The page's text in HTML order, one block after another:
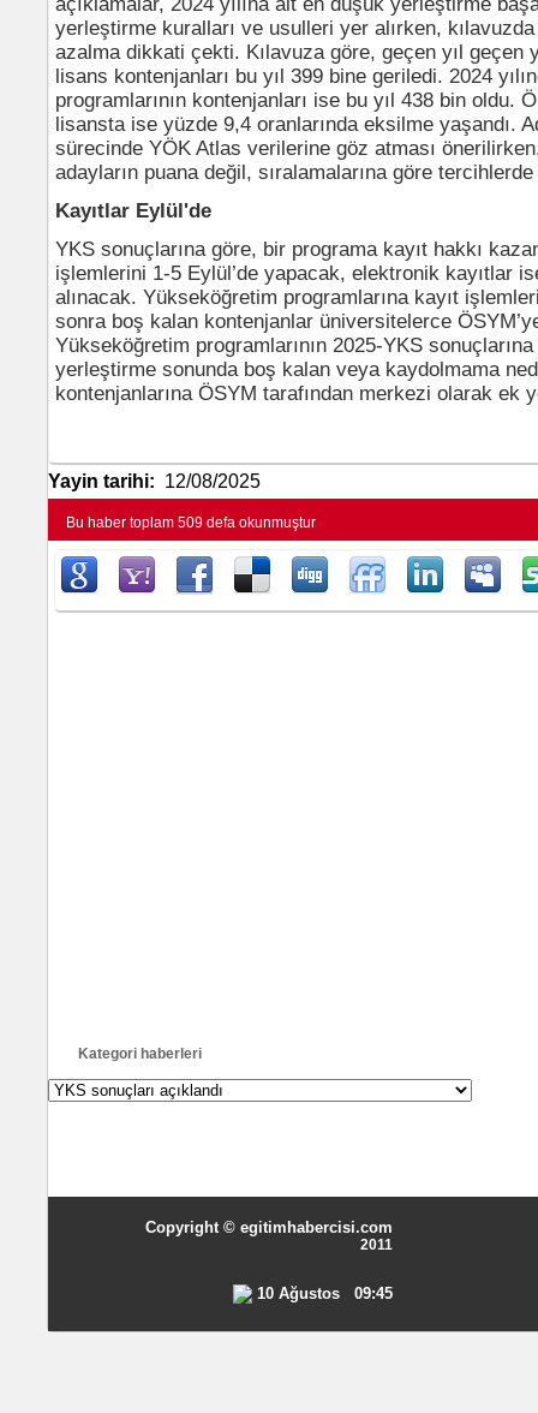
yerleştirme kuralları ve usulleri yer alırken,
azalma dikkati çekti. Kılavuza göre, geçen yıl geçen
lisans kontenjanları bu yıl 399 bine geriledi. 2024
programlarının kontenjanları ise bu yıl 438 bin oldu.
lisansta ise yüzde 9,4 oranlarında eksilme yaşandı.
sürecinde YÖK Atlas verilerine göz atması
adayların puana değil, sıralamalarına göre
Kayıtlar Eylül'de
YKS sonuçlarına göre, bir programa kayıt hakkı
işlemlerini 1-5 Eylül’de yapacak, elektronik kayıtlar
alınacak. Yükseköğretim programlarına kayıt
sonra boş kalan kontenjanlar üniversitelerce
Yükseköğretim programlarının 2025-YKS
yerleştirme sonunda boş kalan veya kaydolmama
kontenjanlarına ÖSYM tarafından merkezi olarak ek
Yayin tarihi: 12/08/2025
Bu haber toplam 509 defa okunmuştur
Kategori haberleri
Copyright © egitimhabercisi.com
2011
10 Ağustos 09:45